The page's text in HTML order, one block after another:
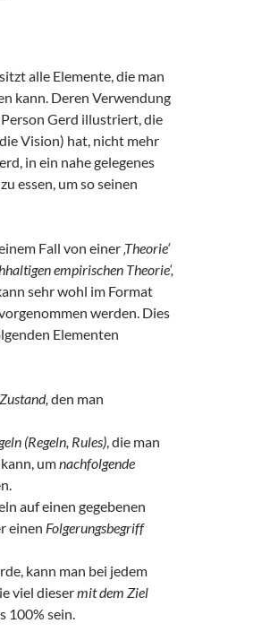
alle Elemente, die man
kann. Deren Verwendung
Gerd illustriert, die
Vision) hat, nicht mehr
in ein nahe gelegenes
essen, um so seinen
Fall von einer‚Theorie‘
empirischen Theorie‘,
sehr wohl im Format
werden. Dies
Elementen
den man
(Regeln, Rules), die man
umnachfolgende
auf einen gegebenen
einen Folgerungsbegriff
kann man bei jedem
viel diesermit dem Ziel
100% sein.